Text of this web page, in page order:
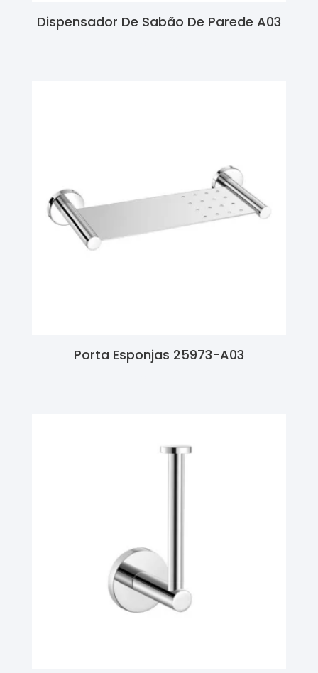
Dispensador De Sabão De Parede A03
Porta Esponjas 25973-A03